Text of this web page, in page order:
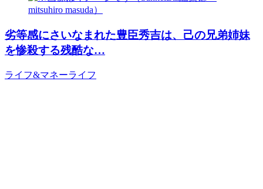
劣等感にさいなまれた豊臣秀吉は、己の兄弟姉妹
を惨殺する残酷な…
ライフ&マネーライフ